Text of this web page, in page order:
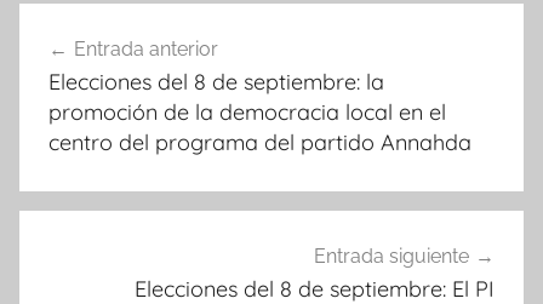
de
entradas
Entrada anterior
Elecciones del 8 de septiembre: la
promoción de la democracia local en el
centro del programa del partido Annahda
Entrada siguiente
Elecciones del 8 de septiembre: El PI